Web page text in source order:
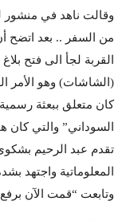
وقالت ناهد في منشور
من السفر .. بعد اتضح
القربة لجأ الى فتح
(الشاشات) وهو الأمر
كان متعلق ببعثة رسمية
السوداني” والتي كان
تقدم عبد الرحيم
المعلوماتية واجتهد
وتابعت “قمت الآن